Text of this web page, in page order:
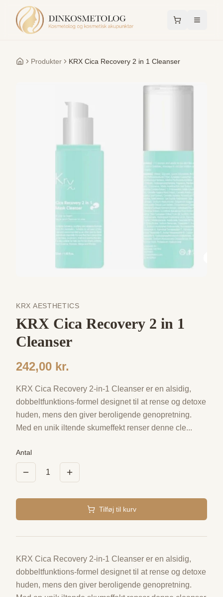
Forside
Produkter KRX Cica Recovery 2 in 1 Cleanser
KRX AESTHETICS
KRX Cica Recovery 2 in 1
Cleanser
242,00 kr.
KRX Cica Recovery 2-in-1 Cleanser er en alsidig,
dobbeltfunktions-formel designet til at rense og detoxe
huden, mens den giver beroligende genopretning.
Med en unik iltende skumeffekt renser denne cle...
Antal
1
Tilføj til kurv
KRX Cica Recovery 2-in-1 Cleanser er en alsidig,
dobbeltfunktions-formel designet til at rense og detoxe
huden, mens den giver beroligende genopretning.